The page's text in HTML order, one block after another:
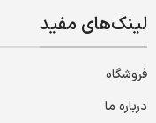
لینک‌های مفید
فروشگاه
درباره ما